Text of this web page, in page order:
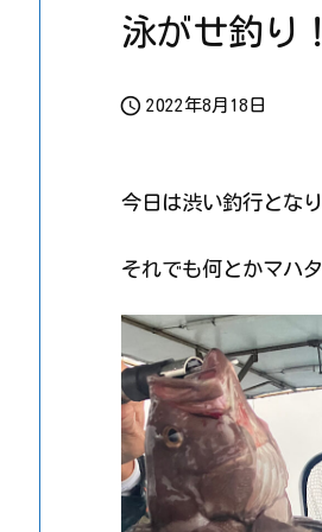
泳がせ釣り！
 2022年8月18日
今日は渋い釣行とな
それでも何とかマハ